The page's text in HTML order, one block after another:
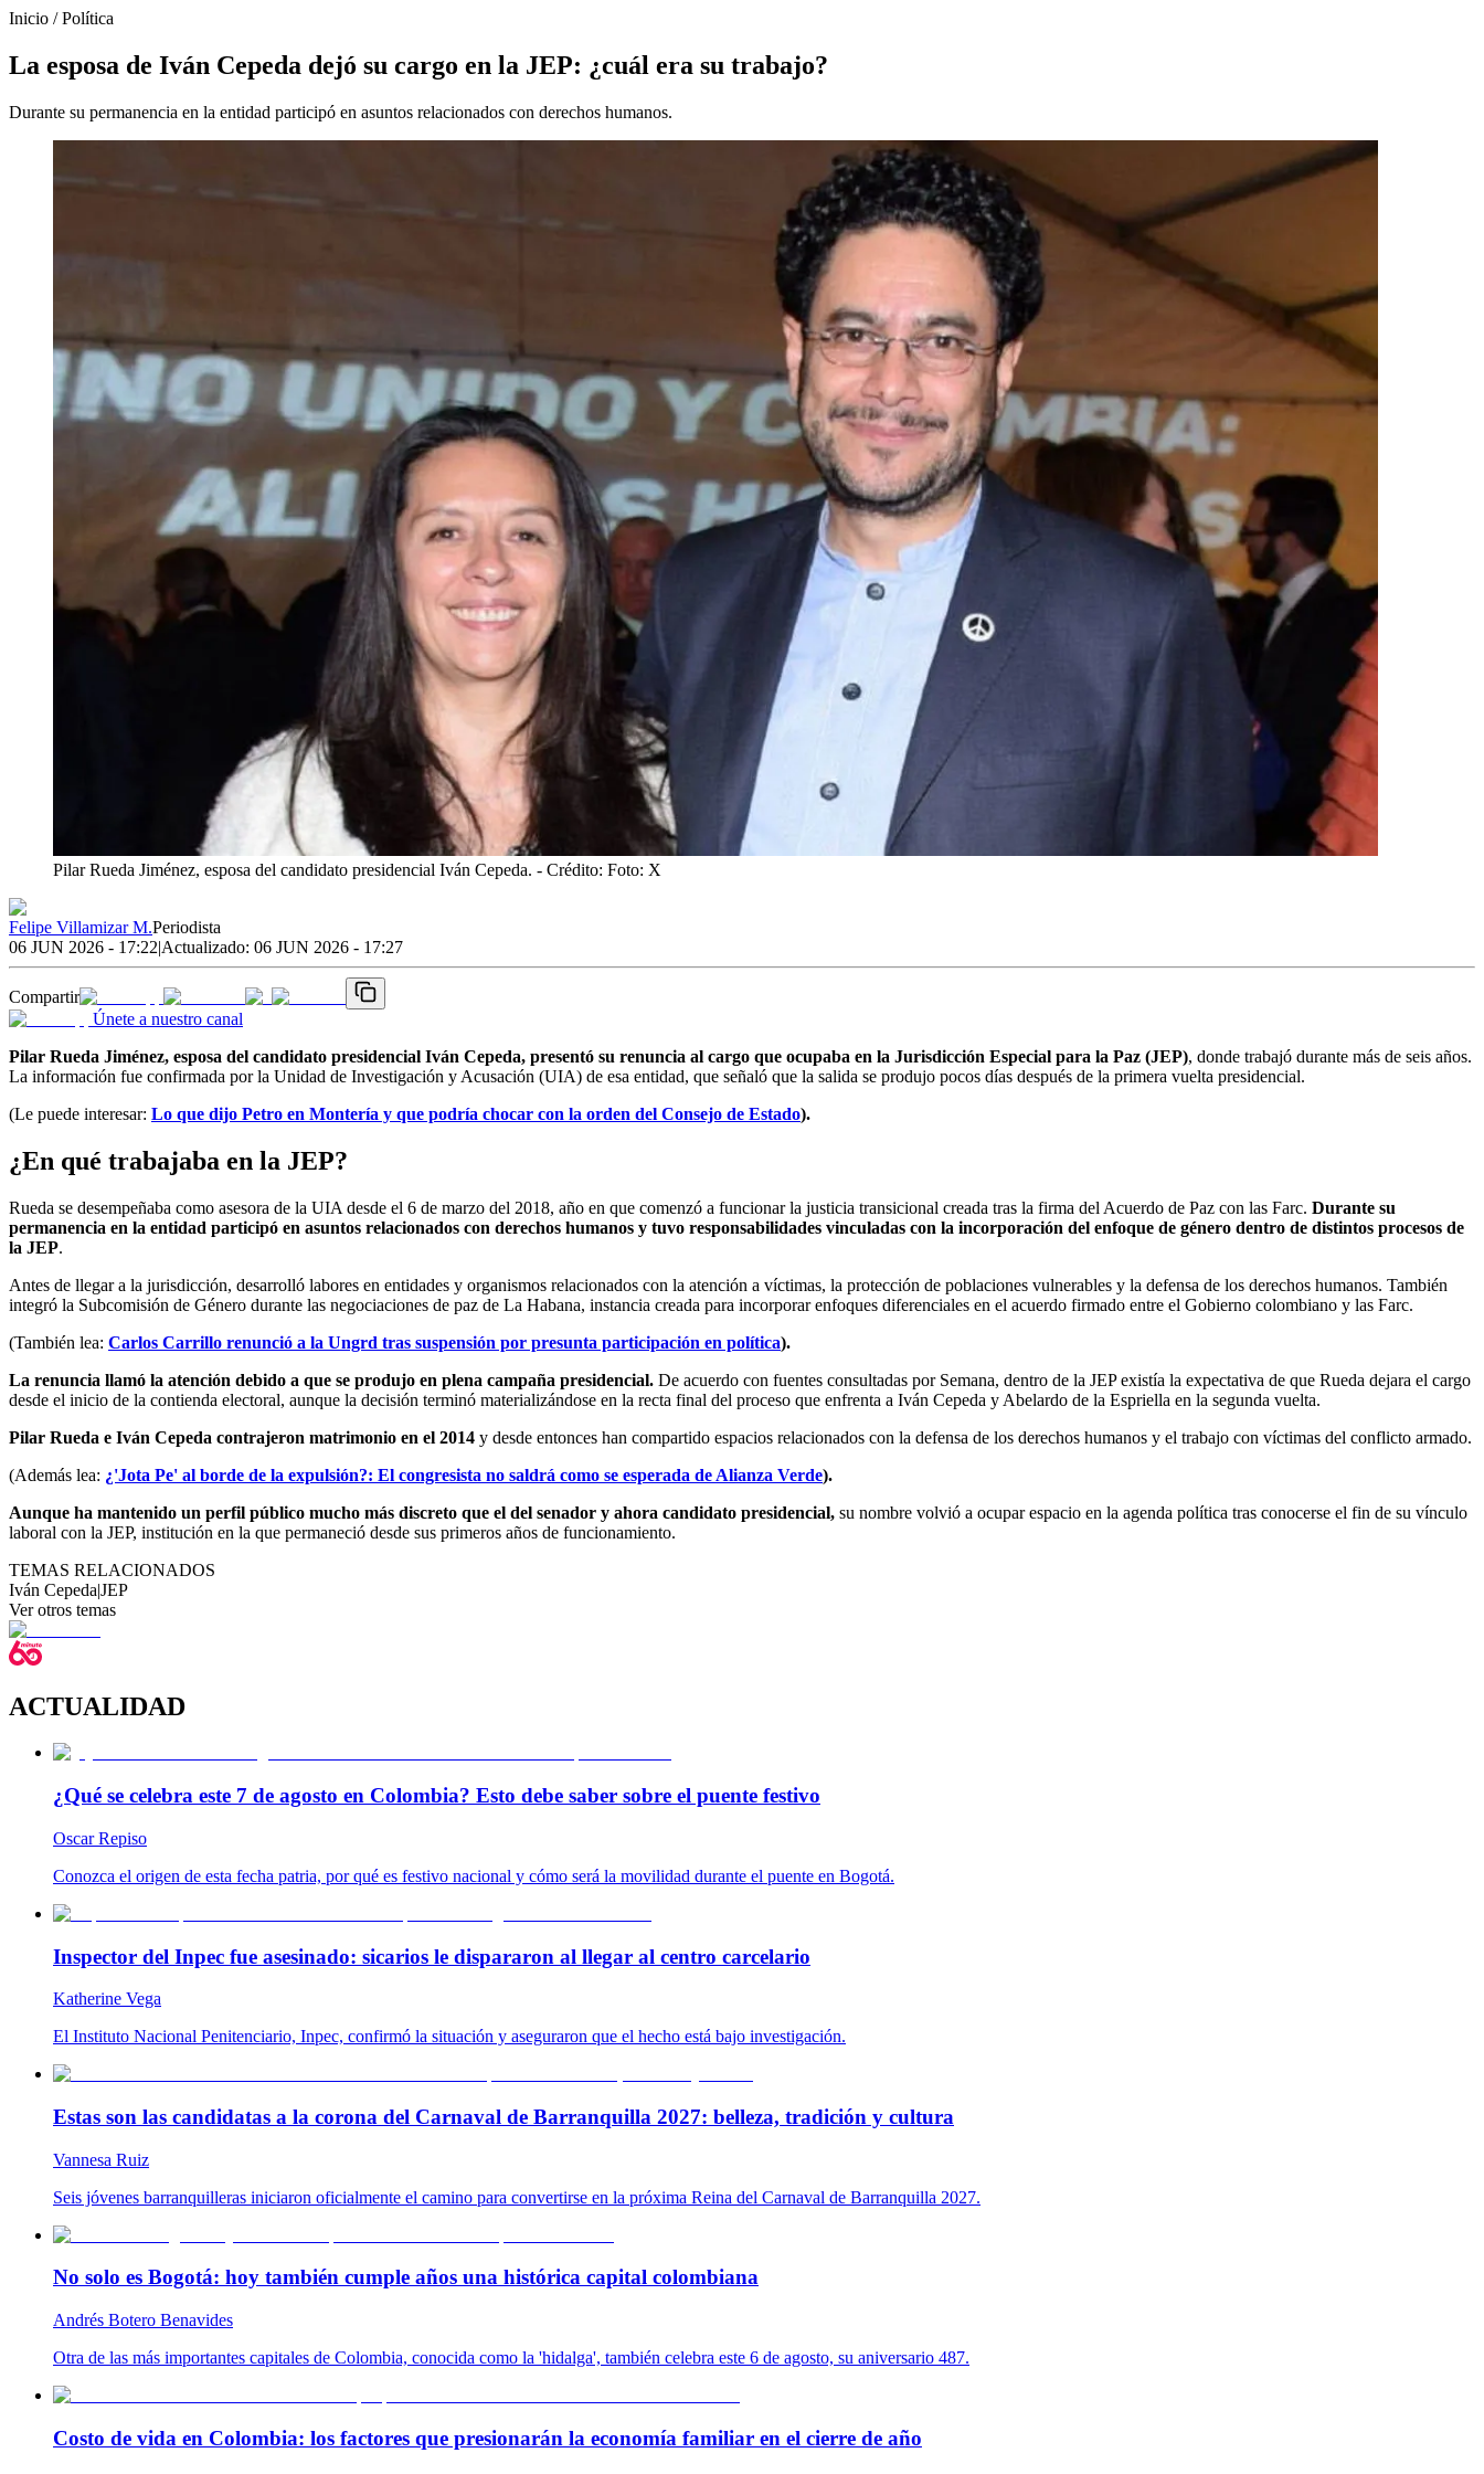
Inicio /Política
La esposa de Iván Cepeda dejó su cargo en la JEP: ¿cuál era su trabajo?
Durante su permanencia en la entidad participó en asuntos relacionados con derechos humanos.
Pilar Rueda Jiménez, esposa del candidato presidencial Iván Cepeda. - Crédito: Foto: X
Felipe Villamizar M.Periodista
06 JUN 2026 - 17:22|Actualizado: 06 JUN 2026 - 17:27
Compartir
Únete a nuestro canal
Pilar Rueda Jiménez, esposa del candidato presidencial Iván Cepeda, presentó su renuncia al cargo que ocupaba en la Jurisdicción Especial para la Paz (JEP), donde trabajó durante más de seis años.
La información fue confirmada por la Unidad de Investigación y Acusación (UIA) de esa entidad, que señaló que la salida se produjo pocos días después de la primera vuelta presidencial.
(Le puede interesar: Lo que dijo Petro en Montería y que podría chocar con la orden del Consejo de Estado).
¿En qué trabajaba en la JEP?
Rueda se desempeñaba como asesora de la UIA desde el 6 de marzo del 2018, año en que comenzó a funcionar la justicia transicional creada tras la firma del Acuerdo de Paz con las Farc. Durante su
permanencia en la entidad participó en asuntos relacionados con derechos humanos y tuvo responsabilidades vinculadas con la incorporación del enfoque de género dentro de distintos procesos de
la JEP.
Antes de llegar a la jurisdicción, desarrolló labores en entidades y organismos relacionados con la atención a víctimas, la protección de poblaciones vulnerables y la defensa de los derechos humanos. También
integró la Subcomisión de Género durante las negociaciones de paz de La Habana, instancia creada para incorporar enfoques diferenciales en el acuerdo firmado entre el Gobierno colombiano y las Farc.
(También lea: Carlos Carrillo renunció a la Ungrd tras suspensión por presunta participación en política).
La renuncia llamó la atención debido a que se produjo en plena campaña presidencial. De acuerdo con fuentes consultadas por Semana, dentro de la JEP existía la expectativa de que Rueda dejara el cargo
desde el inicio de la contienda electoral, aunque la decisión terminó materializándose en la recta final del proceso que enfrenta a Iván Cepeda y Abelardo de la Espriella en la segunda vuelta.
Pilar Rueda e Iván Cepeda contrajeron matrimonio en el 2014 y desde entonces han compartido espacios relacionados con la defensa de los derechos humanos y el trabajo con víctimas del conflicto armado.
(Además lea: ¿'Jota Pe' al borde de la expulsión?: El congresista no saldrá como se esperada de Alianza Verde).
Aunque ha mantenido un perfil público mucho más discreto que el del senador y ahora candidato presidencial, su nombre volvió a ocupar espacio en la agenda política tras conocerse el fin de su vínculo
laboral con la JEP, institución en la que permaneció desde sus primeros años de funcionamiento.
TEMAS RELACIONADOS
Iván Cepeda|JEP
Ver otros temas
ACTUALIDAD
¿Qué se celebra este 7 de agosto en Colombia? Esto debe saber sobre el puente festivo
Oscar Repiso
Conozca el origen de esta fecha patria, por qué es festivo nacional y cómo será la movilidad durante el puente en Bogotá.
Inspector del Inpec fue asesinado: sicarios le dispararon al llegar al centro carcelario
Katherine Vega
El Instituto Nacional Penitenciario, Inpec, confirmó la situación y aseguraron que el hecho está bajo investigación.
Estas son las candidatas a la corona del Carnaval de Barranquilla 2027: belleza, tradición y cultura
Vannesa Ruiz
Seis jóvenes barranquilleras iniciaron oficialmente el camino para convertirse en la próxima Reina del Carnaval de Barranquilla 2027.
No solo es Bogotá: hoy también cumple años una histórica capital colombiana
Andrés Botero Benavides
Otra de las más importantes capitales de Colombia, conocida como la 'hidalga', también celebra este 6 de agosto, su aniversario 487.
Costo de vida en Colombia: los factores que presionarán la economía familiar en el cierre de año